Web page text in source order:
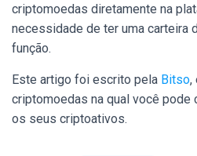
criptomoedas diretamente na
necessidade de ter uma carteira
função.
Este artigo foi escrito pela Bitso,
criptomoedas na qual você pode
os seus criptoativos.